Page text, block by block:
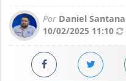
Por Daniel Santana
10/02/2025 11:10